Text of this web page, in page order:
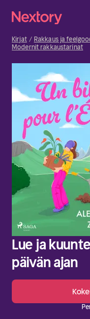
Kirjat Rakkaus ja
Modernit rakkaustarinat
Lue ja
päivän ajan